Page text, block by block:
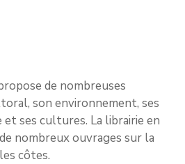
de nombreuses
son environnement, ses
ses cultures. La librairie en
nombreux ouvrages sur la
côtes.